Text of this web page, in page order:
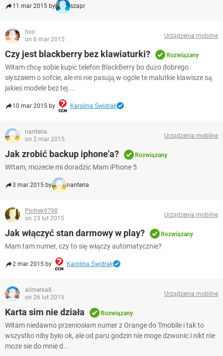
11 mar 2015 by szapr
hox
on 6 mar 2015
Urządzenia mobilne
Czy jest blackberry bez klawiaturki? Rozwiązany
Witam chcę sobie kupić telefon BlackBerry bo dużo dobrego
słyszałem o sofcie, ale mi nie pasują w ogóle te malutkie klawisze są
jakieś modele bez tej ...
10 mar 2015 by Karolina Świdrak
nanteria
on 2 mar 2015
Urządzenia mobilne
Jak zrobić backup iphone'a? Rozwiązany
WItam, możecie mi doradzić Mam iPhone 5
3 mar 2015 by nanteria
Piotrek9798
on 23 lut 2015
Urządzenia mobilne
Jak włączyć stan darmowy w play? Rozwiązany
Mam tam numer, czy to się włączy automatycznie?
2 mar 2015 by Karolina Świdrak
alimerka8
on 26 lut 2015
Urządzenia mobilne
Karta sim nie działa Rozwiązany
Witam niedawno przeniosłam numer z Orange do Tmobile i tak to
wszystko niby było ok, ale od paru godzin nie moge dzwonic i nikt nie
moze sie do mnie d...